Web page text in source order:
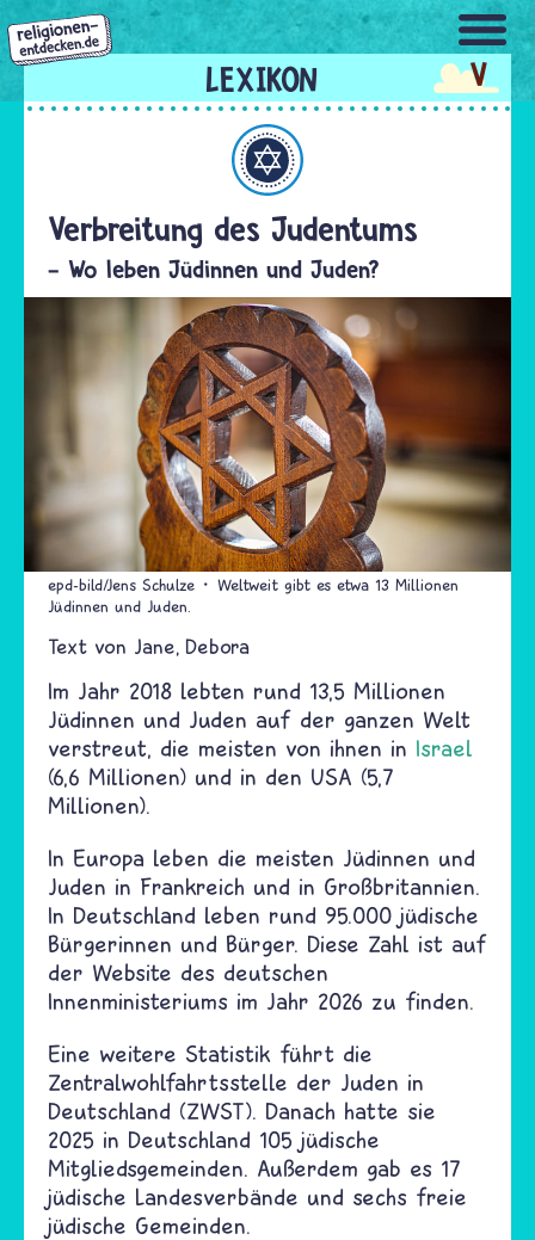
Direkt
zum
Inhalt
V
Verbreitung des Judentums
- Wo leben Jüdinnen und Juden?
epd-bild/Jens Schulze
Weltweit gibt es etwa 13 Millionen
Jüdinnen und Juden.
Text von Jane Debora
Im Jahr 2018 lebten rund 13,5 Millionen
Jüdinnen und Juden auf der ganzen Welt
verstreut, die meisten von ihnen in Israel
(6,6 Millionen) und in den USA (5,7
Millionen).
In Europa leben die meisten Jüdinnen und
Juden in Frankreich und in Großbritannien.
In Deutschland leben rund 95.000 jüdische
Bürgerinnen und Bürger. Diese Zahl ist auf
der Website des deutschen
Innenministeriums im Jahr 2026 zu finden.
Eine weitere Statistik führt die
Zentralwohlfahrtsstelle der Juden in
Deutschland (ZWST). Danach hatte sie
2025 in Deutschland 105 jüdische
Mitgliedsgemeinden. Außerdem gab es 17
jüdische Landesverbände und sechs freie
jüdische Gemeinden.